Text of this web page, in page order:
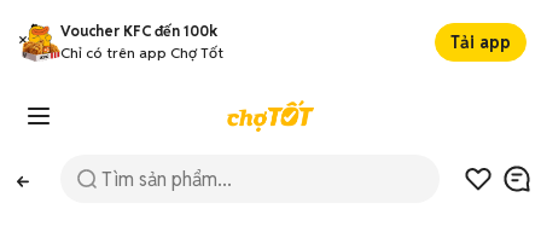
Voucher KFC đến 100k
Chỉ có trên app Chợ Tốt
Tải app